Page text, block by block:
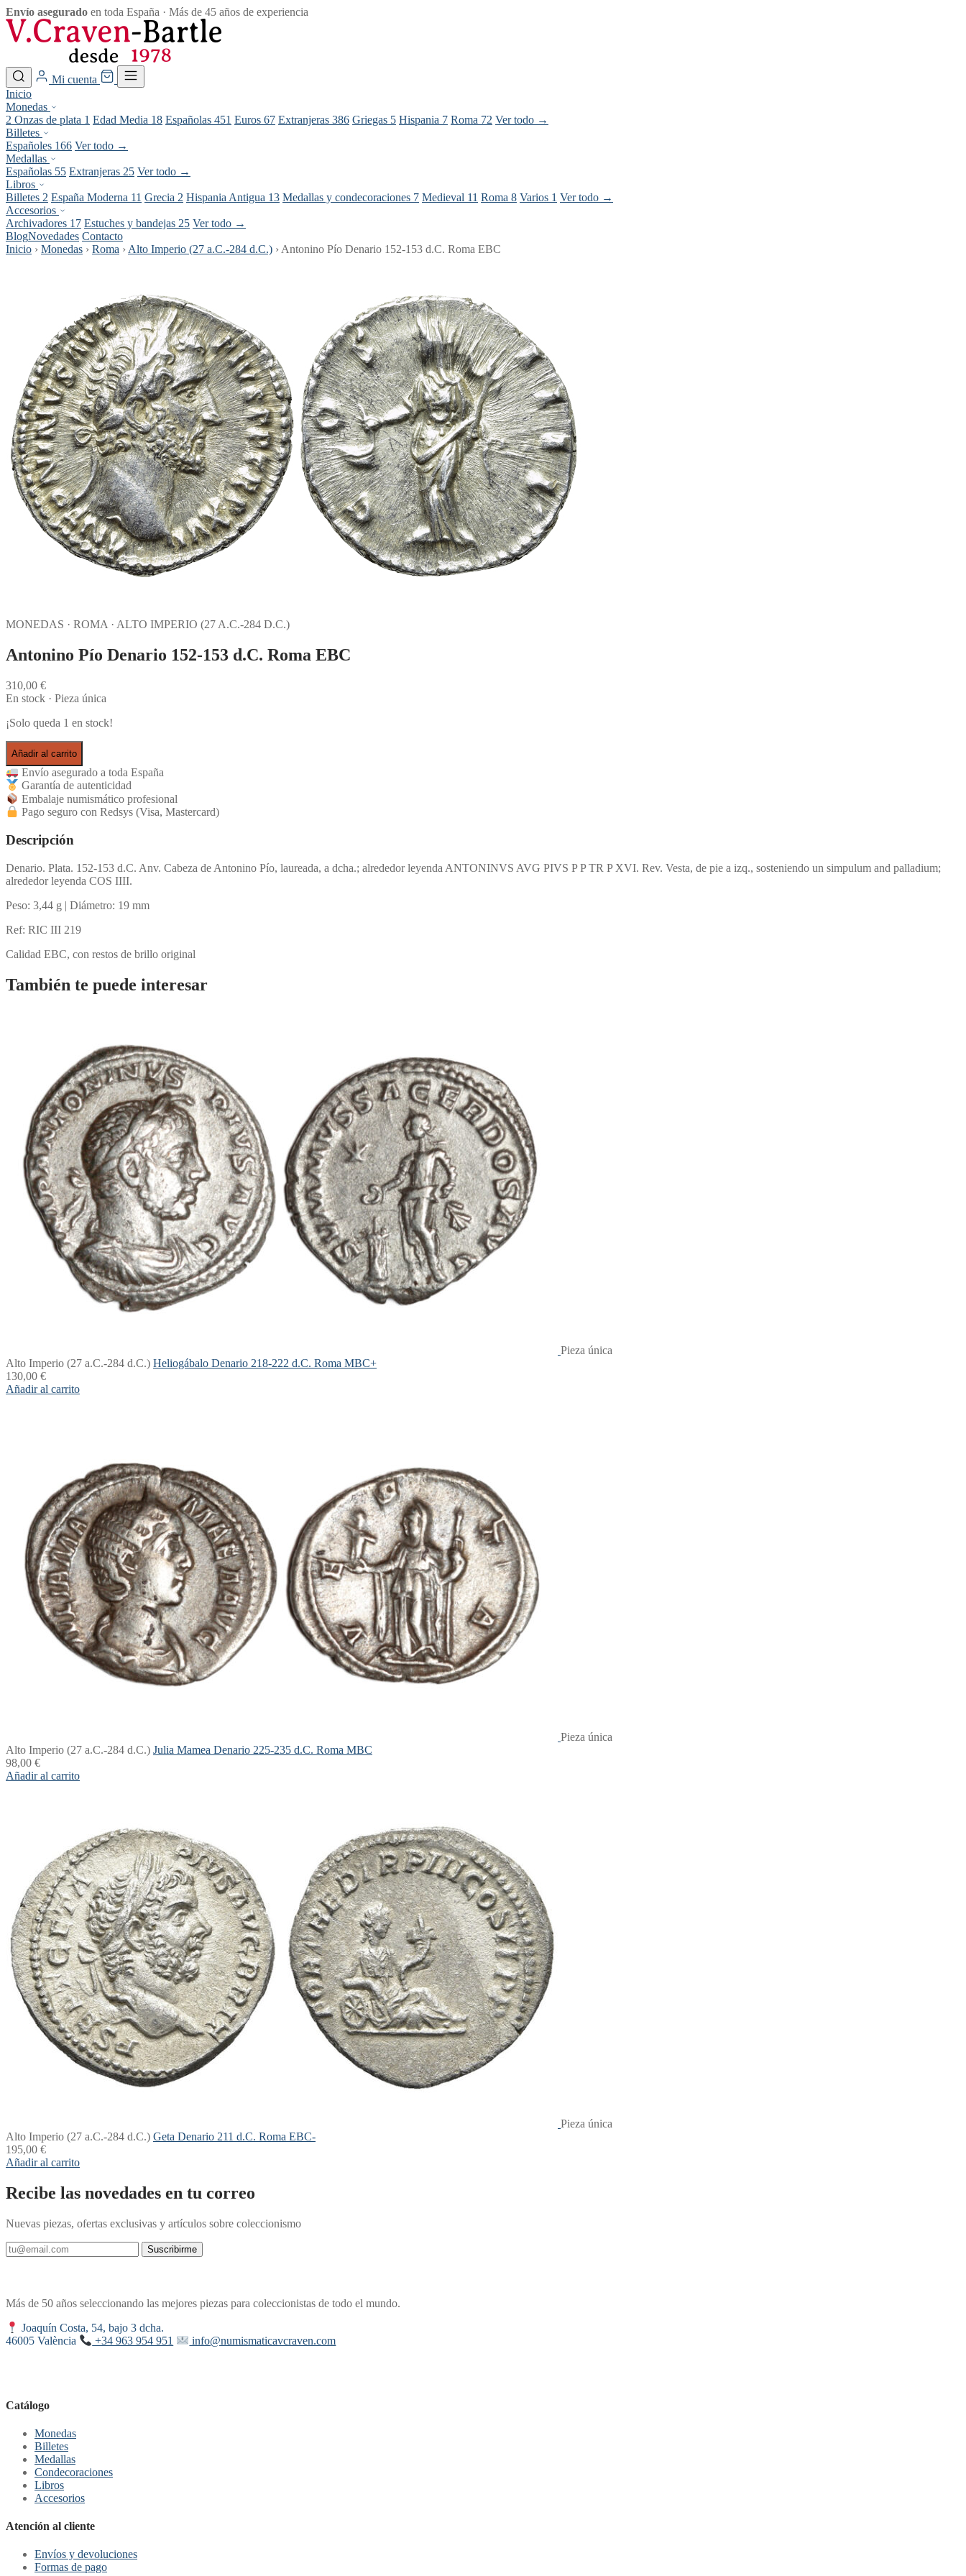
Envío asegurado en toda España · Más de 45 años de experiencia
Mi cuenta
Inicio
Monedas
2 Onzas de plata 1 Edad Media 18 Españolas 451 Euros 67 Extranjeras 386 Griegas 5 Hispania 7 Roma 72 Ver todo →
Billetes
Españoles 166 Ver todo →
Medallas
Españolas 55 Extranjeras 25 Ver todo →
Libros
Billetes 2 España Moderna 11 Grecia 2 Hispania Antigua 13 Medallas y condecoraciones 7 Medieval 11 Roma 8 Varios 1 Ver todo →
Accesorios
Archivadores 17 Estuches y bandejas 25 Ver todo →
BlogNovedades Contacto
Inicio › Monedas › Roma › Alto Imperio (27 a.C.-284 d.C.) › Antonino Pío Denario 152-153 d.C. Roma EBC
MONEDAS · ROMA · ALTO IMPERIO (27 A.C.-284 D.C.)
Antonino Pío Denario 152-153 d.C. Roma EBC
310,00 €
En stock · Pieza única
¡Solo queda 1 en stock!
Añadir al carrito
Envío asegurado a toda España
Garantía de autenticidad
Embalaje numismático profesional
Pago seguro con Redsys (Visa, Mastercard)
Descripción
Denario. Plata. 152-153 d.C. Anv. Cabeza de Antonino Pío, laureada, a dcha.; alrededor leyenda ANTONINVS AVG PIVS P P TR P XVI. Rev. Vesta, de pie a izq., sosteniendo un simpulum and palladium;
alrededor leyenda COS IIII.
Peso: 3,44 g | Diámetro: 19 mm
Ref: RIC III 219
Calidad EBC, con restos de brillo original
También te puede interesar
Pieza única
Alto Imperio (27 a.C.-284 d.C.) Heliogábalo Denario 218-222 d.C. Roma MBC+
130,00 €
Añadir al carrito
Pieza única
Alto Imperio (27 a.C.-284 d.C.) Julia Mamea Denario 225-235 d.C. Roma MBC
98,00 €
Añadir al carrito
Pieza única
Alto Imperio (27 a.C.-284 d.C.) Geta Denario 211 d.C. Roma EBC-
195,00 €
Añadir al carrito
Recibe las novedades en tu correo
Nuevas piezas, ofertas exclusivas y artículos sobre coleccionismo
Suscribirme
Más de 50 años seleccionando las mejores piezas para coleccionistas de todo el mundo.
Joaquín Costa, 54, bajo 3 dcha.
46005 València
+34 963 954 951 info@numismaticavcraven.com
Catálogo
Monedas
Billetes
Medallas
Condecoraciones
Libros
Accesorios
Atención al cliente
Envíos y devoluciones
Formas de pago